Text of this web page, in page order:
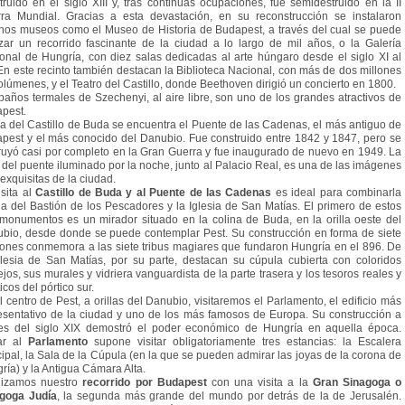
en el siglo XIII y, tras continuas ocupaciones, fue semidestruido en la II
Mundial. Gracias a esta devastación, en su reconstrucción se instalaron
museos como el Museo de Historia de Budapest, a través del cual se puede
un recorrido fascinante de la ciudad a lo largo de mil años, o la Galería
de Hungría, con diez salas dedicadas al arte húngaro desde el siglo XI al
este recinto también destacan la Biblioteca Nacional, con más de dos millones
y el Teatro del Castillo, donde Beethoven dirigió un concierto en 1800.
termales de Szechenyi, al aire libre, son uno de los grandes atractivos de
del Castillo de Buda se encuentra el Puente de las Cadenas, el más antiguo de
y el más conocido del Danubio. Fue construido entre 1842 y 1847, pero se
casi por completo en la Gran Guerra y fue inaugurado de nuevo en 1949. La
del puente iluminado por la noche, junto al Palacio Real, es una de las imágenes
de la ciudad.
al Castillo de Buda y al Puente de las Cadenas es ideal para combinarla
del Bastión de los Pescadores y la Iglesia de San Matías. El primero de estos
es un mirador situado en la colina de Buda, en la orilla oeste del
desde donde se puede contemplar Pest. Su construcción en forma de siete
conmemora a las siete tribus magiares que fundaron Hungría en el 896. De
de San Matías, por su parte, destacan su cúpula cubierta con coloridos
sus murales y vidriera vanguardista de la parte trasera y los tesoros reales y
del pórtico sur.
centro de Pest, a orillas del Danubio, visitaremos el Parlamento, el edificio más
de la ciudad y uno de los más famosos de Europa. Su construcción a
del siglo XIX demostró el poder económico de Hungría en aquella época.
al
Parlamento supone visitar obligatoriamente tres estancias: la Escalera
la Sala de la Cúpula (en la que se pueden admirar las joyas de la corona de
y la Antigua Cámara Alta.
nuestrorecorrido por Budapest con una visita a laGran Sinagoga o
Judía, la segunda más grande del mundo por detrás de la de Jerusalén.